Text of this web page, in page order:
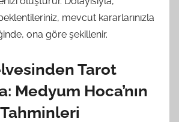
mevcut kararlarınızla
ona göre şekillenir.
Tarot
Medyum Hoca’nın